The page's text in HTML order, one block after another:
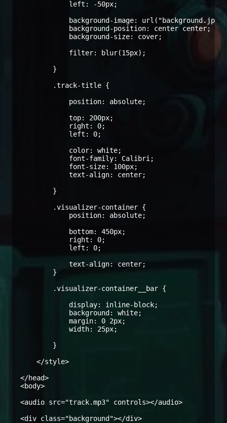
            left: -50px;
background-image:
            background-position: center center;
            background-size: cover;
            filter: blur(15px);
        }
        .track-title {
            position: absolute;
            top: 200px;
            right: 0;
            left: 0;
            color: white;
            font-family: Calibri;
            font-size: 100px;
            text-align: center;
        }
        .visualizer-container {
            position: absolute;
            bottom: 450px;
            right: 0;
            left: 0;
            text-align: center;
        }
        .visualizer-container__bar {
            display: inline-block;
            background: white;
            margin: 0 2px;
            width: 25px;
        }
    </style>
</head>
<body>
<audio src="track.mp3" controls></audio>
<div class="background"></div>